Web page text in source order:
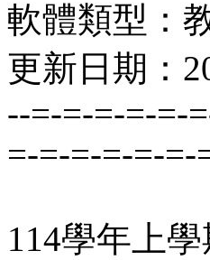
軟體類型：
更新日期：
--=-=-=-=-=-
=-=-=-=-=-=-
114學年上